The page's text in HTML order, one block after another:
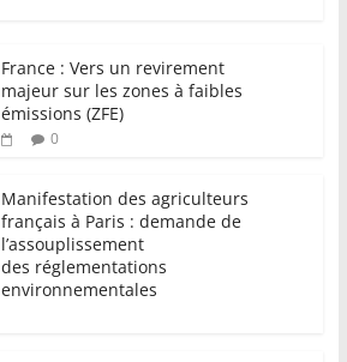
France : Vers un revirement
majeur sur les zones à faibles
émissions (ZFE)
0
Manifestation des agriculteurs
français à Paris : demande de
l’assouplissement
des réglementations
environnementales